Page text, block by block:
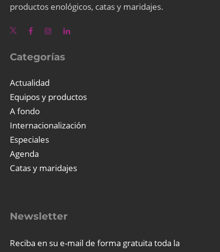
productos enológicos, catas y maridajes.
Categorías
Actualidad
Equipos y productos
A fondo
Internacionalización
Especiales
Agenda
Catas y maridajes
Newsletter
Reciba en su e-mail de forma gratuita toda la